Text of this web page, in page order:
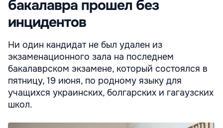
бакалавра прошел без
инцидентов
Ни один кандидат не был удален из
экзаменационного зала на последнем
бакалаврском экзамене, который состоялся в
пятницу, 19 июня, по родному языку для
учащихся украинских, болгарских и гагаузских
школ.